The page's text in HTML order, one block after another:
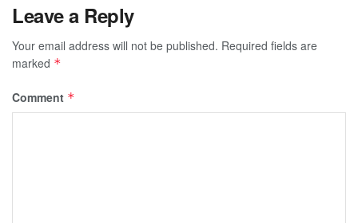
Leave a Reply
Your email address will not be published. Required fields are
marked *
Comment *